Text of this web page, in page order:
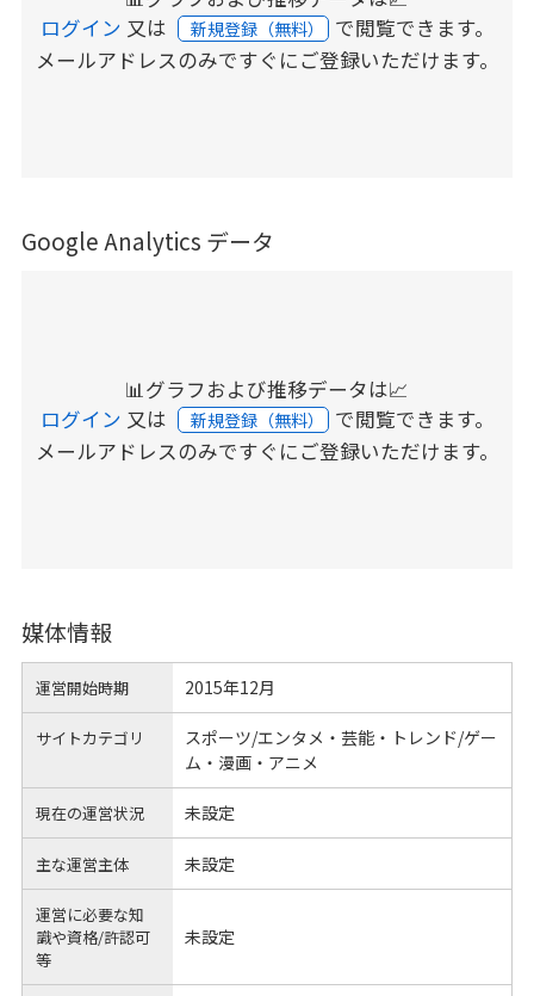
ログイン 又は 新規登録（無料） で閲覧できます。
メールアドレスのみですぐにご登録いただけます。
Google Analytics データ
📊グラフおよび推移データは📈
ログイン 又は 新規登録（無料） で閲覧できます。
メールアドレスのみですぐにご登録いただけます。
媒体情報
運営開始時期 2015年12月
サイトカテゴリ
スポーツ/エンタメ・芸能・トレンド/ゲー
ム・漫画・アニメ
現在の運営状況 未設定
主な運営主体 未設定
運営に必要な知
識や資格/許認可
等
未設定